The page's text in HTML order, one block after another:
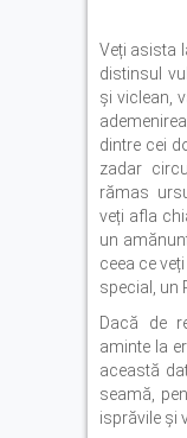
Veți asista
distinsul
și viclean,
dintre cei
zadar
rămas
veți afla
un
ceea ce
special, un
Dacă de
aminte la
această
seamă,
isprăvile și